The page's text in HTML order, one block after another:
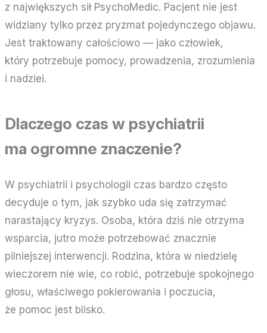
z największych sił PsychoMedic. Pacjent nie jest
widziany tylko przez pryzmat pojedynczego objawu.
Jest traktowany całościowo — jako człowiek,
który potrzebuje pomocy, prowadzenia, zrozumienia
i nadziei.
Dlaczego czas w psychiatrii
ma ogromne znaczenie?
W psychiatrii i psychologii czas bardzo często
decyduje o tym, jak szybko uda się zatrzymać
narastający kryzys. Osoba, która dziś nie otrzyma
wsparcia, jutro może potrzebować znacznie
pilniejszej interwencji. Rodzina, która w niedzielę
wieczorem nie wie, co robić, potrzebuje spokojnego
głosu, właściwego pokierowania i poczucia,
że pomoc jest blisko.